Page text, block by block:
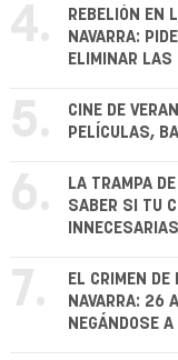
4.
REBELIÓN EN
NAVARRA:
ELIMINAR LAS
5.
CINE DE
PELÍCULAS,
6.
LA TRAMPA
SABER SI TU
INNECESARIAS
7.
EL CRIMEN DE
NAVARRA: 26
NEGÁNDOSE A